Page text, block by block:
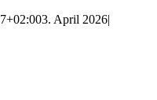
3. April 2026|